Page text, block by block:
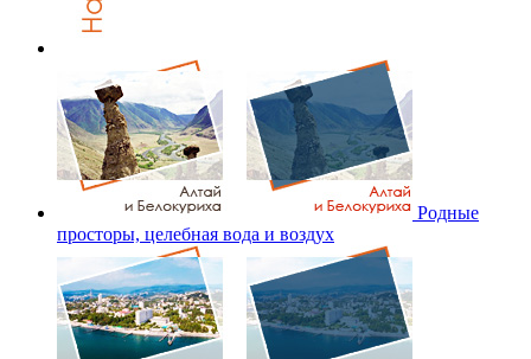
Родные
просторы, целебная вода и воздух